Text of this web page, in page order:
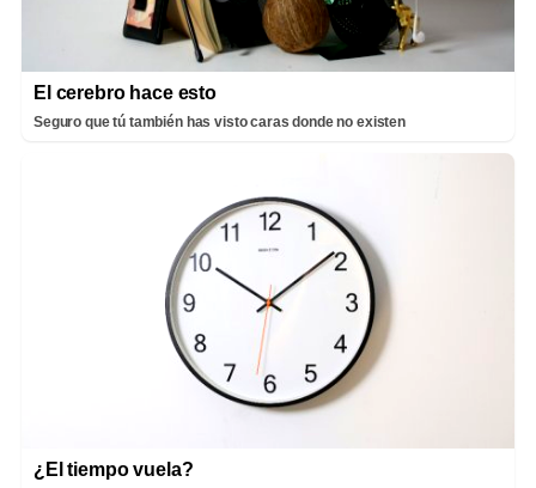
El cerebro hace esto
Seguro que tú también has visto caras donde no existen
¿El tiempo vuela?